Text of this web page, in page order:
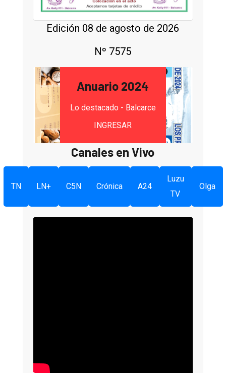
Edición 08 de agosto de 2026
Nº 7575
Anuario 2024
Lo destacado - Balcarce
INGRESAR
Canales en Vivo
TN LN+ C5N Crónica A24
Luzu
TV
Olga